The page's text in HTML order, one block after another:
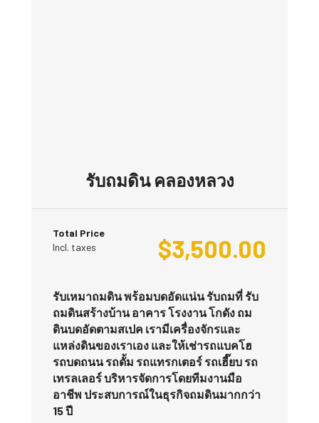
รับถมดิน คลองหลวง
Total Price
Incl. taxes
$3,500.00
รับเหมาถมดิน พร้อมบดอัดแน่น รับถมที่ รับ
ถมดินสร้างบ้าน อาคาร โรงงาน โกดัง ถม
ดินบดอัดตามสเปค เรามีเครื่องจักรและ
แหล่งดินของเราเอง และให้เช่ารถแบคโฮ
รถบดถนน รถดั้ม รถแทรกเตอร์ รถเฮี๊ยบ รถ
เทรลเลอร์ บริหารจัดการโดยทีมงานมือ
อาชีพ ประสบการณ์ในธุรกิจถมดินมากกว่า
15 ปี